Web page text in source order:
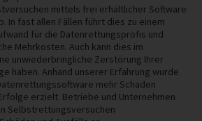
mittels frei erhältlicher Software
In fast allen Fällen führt dies zu einem
für die Datenrettungsprofis und
Mehrkosten. Auch kann dies im
unwiederbringliche Zerstörung Ihrer
haben. Anhand unserer Erfahrung wurde
mehr Schaden
erzielt. Betriebe und Unternehmen
Selbstrettungsversuchen